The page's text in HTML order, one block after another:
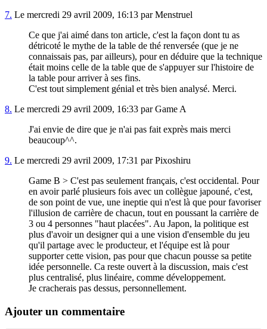
7. Le mercredi 29 avril 2009, 16:13 par Menstruel
Ce que j'ai aimé dans ton article, c'est la façon dont tu as
détricoté le mythe de la table de thé renversée (que je ne
connaissais pas, par ailleurs), pour en déduire que la technique
était moins celle de la table que de s'appuyer sur l'histoire de
la table pour arriver à ses fins.
C'est tout simplement génial et très bien analysé. Merci.
8. Le mercredi 29 avril 2009, 16:33 par Game A
J'ai envie de dire que je n'ai pas fait exprès mais merci
beaucoup^^.
9. Le mercredi 29 avril 2009, 17:31 par Pixoshiru
Game B > C'est pas seulement français, c'est occidental. Pour
en avoir parlé plusieurs fois avec un collègue japouné, c'est,
de son point de vue, une ineptie qui n'est là que pour favoriser
l'illusion de carrière de chacun, tout en poussant la carrière de
3 ou 4 personnes "haut placées". Au Japon, la politique est
plus d'avoir un designer qui a une vision d'ensemble du jeu
qu'il partage avec le producteur, et l'équipe est là pour
supporter cette vision, pas pour que chacun pousse sa petite
idée personnelle. Ca reste ouvert à la discussion, mais c'est
plus centralisé, plus linéaire, comme développement.
Je cracherais pas dessus, personnellement.
Ajouter un commentaire